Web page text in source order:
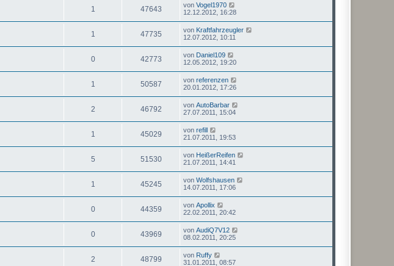
1 47643 von Vogel1970
12.12.2012, 16:28
1 47735 von Kraftfahrzeugler
12.07.2012, 10:11
0 42773 von Daniel109
12.05.2012, 19:20
1 50587 von referenzen
20.01.2012, 17:26
2 46792 von AutoBarbar
27.07.2011, 15:04
1 45029 von refill
21.07.2011, 19:53
5 51530 von HeißerReifen
21.07.2011, 14:41
1 45245 von Wolfshausen
14.07.2011, 17:06
0 44359 von Apollix
22.02.2011, 20:42
0 43969 von AudiQ7V12
08.02.2011, 20:25
2 48799 von Ruffy
31.01.2011, 08:57